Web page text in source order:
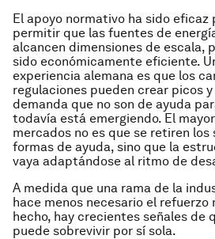
El apoyo normativo ha sido eficaz
permitir que las fuentes de
alcancen dimensiones de escala,
sido económicamente eficiente.
experiencia alemana es que los
regulaciones pueden crear picos
demanda que no son de ayuda
todavía está emergiendo. El
mercados no es que se retiren
formas de ayuda, sino que la
vaya adaptándose al ritmo de
A medida que una rama de la
hace menos necesario el refuerzo
hecho, hay crecientes señales de
puede sobrevivir por sí sola.